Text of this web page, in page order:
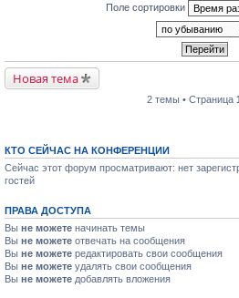
Поле сортировки
Новая тема
2 темы • Страница
КТО СЕЙЧАС НА КОНФЕРЕНЦИИ
Сейчас этот форум просматривают: нет
гостей
ПРАВА ДОСТУПА
Вы не можете начинать темы
Вы не можете отвечать на сообщения
Вы не можете редактировать свои сообщения
Вы не можете удалять свои сообщения
Вы не можете добавлять вложения